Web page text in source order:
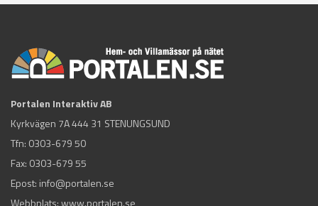
Portalen Interaktiv AB
Kyrkvägen 7A 444 31 STENUNGSUND
Tfn: 0303-679 50
Fax: 0303-679 55
Epost: info@portalen.se
Webbplats: www.portalen.se